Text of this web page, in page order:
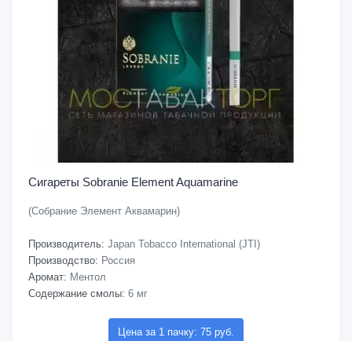
Сигареты Sobranie Element Aquamarine
(Собрание Элемент Аквамарин)
Производитель: Japan Tobacco International (JTI)
Производство: Россия
Аромат: Ментол
Содержание смолы: 6 мг
Цена за 1 пачку: 75 руб.